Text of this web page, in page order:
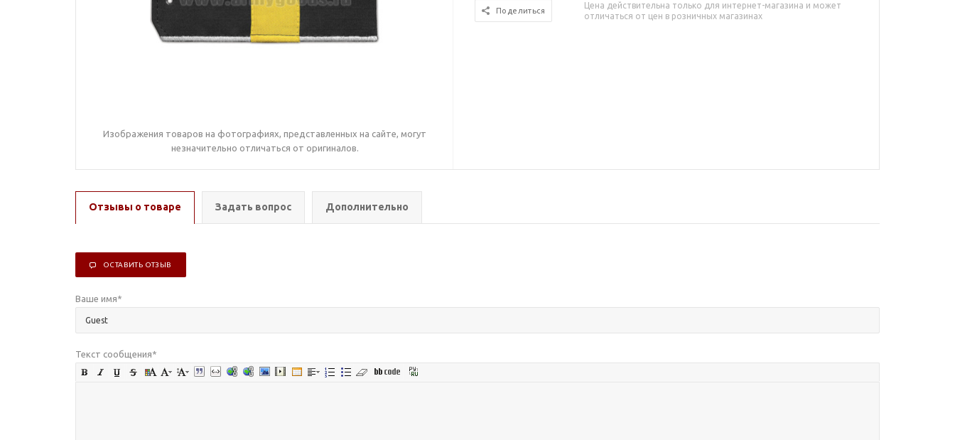
Изображения товаров на фотографиях, представленных на сайте, могут
незначительно отличаться от оригиналов.
Поделиться
Цена действительна только для интернет-магазина и может
отличаться от цен в розничных магазинах
Отзывы о товаре Задать вопрос Дополнительно
ОСТАВИТЬ ОТЗЫВ
Ваше имя*
Текст сообщения*